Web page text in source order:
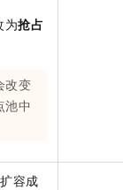
为抢占
改变
池中
容成